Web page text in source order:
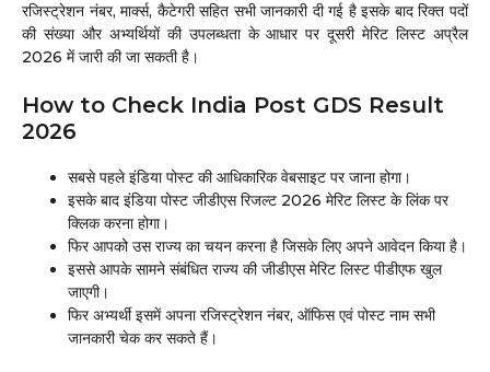
रजिस्ट्रेशन नंबर, मार्क्स, कैटेगरी सहित सभी जानकारी दी गई है इसके बाद रिक्त पदों
की संख्या और अभ्यर्थियों की उपलब्धता के आधार पर दूसरी मेरिट लिस्ट अप्रैल
2026 में जारी की जा सकती है।
How to Check India Post GDS Result
2026
सबसे पहले इंडिया पोस्ट की आधिकारिक वेबसाइट पर जाना होगा।
इसके बाद इंडिया पोस्ट जीडीएस रिजल्ट 2026 मेरिट लिस्ट के लिंक पर
क्लिक करना होगा।
फिर आपको उस राज्य का चयन करना है जिसके लिए अपने आवेदन किया है।
इससे आपके सामने संबंधित राज्य की जीडीएस मेरिट लिस्ट पीडीएफ खुल
जाएगी।
फिर अभ्यर्थी इसमें अपना रजिस्ट्रेशन नंबर, ऑफिस एवं पोस्ट नाम सभी
जानकारी चेक कर सकते हैं।